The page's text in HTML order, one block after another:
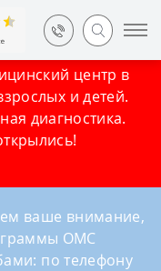
центр в
и детей.
диагностика.
ваше внимание,
ОМС
по телефону